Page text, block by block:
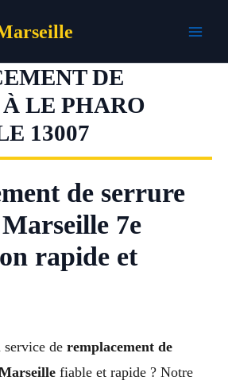
DE
LE PHARO
13007
de serrure
7e
rapide et
service de remplacement de
fiable et rapide ? Notre